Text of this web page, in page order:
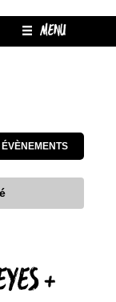
MENU
+